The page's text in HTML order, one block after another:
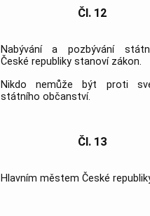
Čl. 12
Nabývání a pozbývání
České republiky stanoví zákon.
Nikdo nemůže být proti
státního občanství.
Čl. 13
Hlavním městem České